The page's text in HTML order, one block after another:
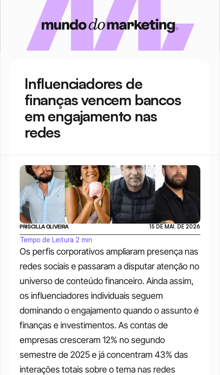
Influenciadores de
finanças vencem bancos
em engajamento nas
redes
Os perfis corporativos ampliaram presença nas
redes sociais e passaram a disputar atenção no
universo de conteúdo financeiro. Ainda assim,
os influenciadores individuais seguem
dominando o engajamento quando o assunto é
finanças e investimentos. As contas de
empresas cresceram 12% no segundo
semestre de 2025 e já concentram 43% das
interações totais sobre o tema nas redes
PRISCILLA OLIVEIRA 15 DE MAI. DE 2026
Tempo de Leitura 2 min